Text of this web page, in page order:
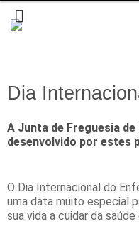
Dia
A Junta de Freguesia
desenvolvido por estes
O Dia Internacional do
uma data muito especial
sua vida a cuidar da